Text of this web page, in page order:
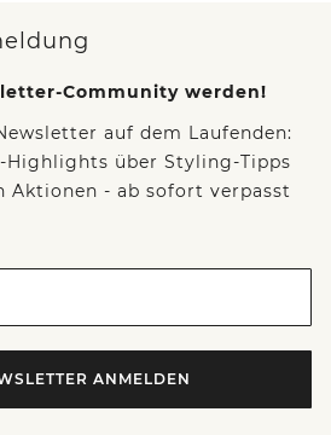
Community werden!
auf dem Laufenden:
Highlights über Styling-Tipps
Aktionen - ab sofort verpasst
ANMELDEN